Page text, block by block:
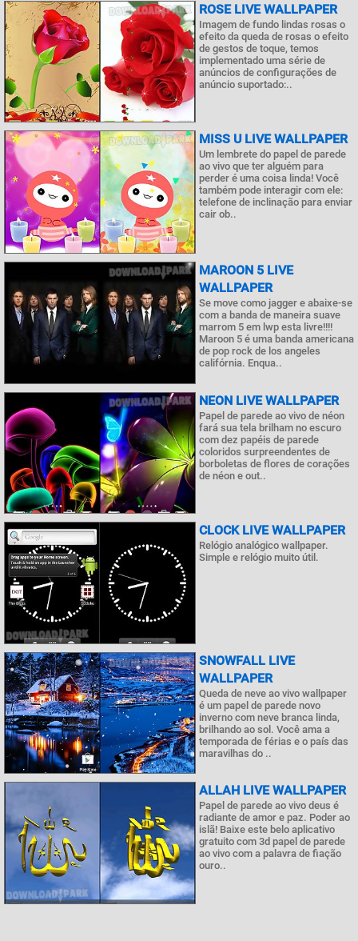
ROSE LIVE WALLPAPER
Imagem de fundo lindas rosas o
efeito da queda de rosas o efeito
de gestos de toque, temos
implementado uma série de
anúncios de configurações de
anúncio suportado:..
MISS U LIVE WALLPAPER
Um lembrete do papel de parede
ao vivo que ter alguém para
perder é uma coisa linda! Você
também pode interagir com ele:
telefone de inclinação para enviar
cair ob..
MAROON 5 LIVE
WALLPAPER
Se move como jagger e abaixe-se
com a banda de maneira suave
marrom 5 em lwp esta livre!!!!
Maroon 5 é uma banda americana
de pop rock de los angeles
califórnia. Enqua..
NEON LIVE WALLPAPER
Papel de parede ao vivo de néon
fará sua tela brilham no escuro
com dez papéis de parede
coloridos surpreendentes de
borboletas de flores de corações
de néon e out..
CLOCK LIVE WALLPAPER
Relógio analógico wallpaper.
Simple e relógio muito útil.
SNOWFALL LIVE
WALLPAPER
Queda de neve ao vivo wallpaper
é um papel de parede novo
inverno com neve branca linda,
brilhando ao sol. Você ama a
temporada de férias e o país das
maravilhas do ..
ALLAH LIVE WALLPAPER
Papel de parede ao vivo deus é
radiante de amor e paz. Poder ao
islã! Baixe este belo aplicativo
gratuito com 3d papel de parede
ao vivo com a palavra de fiação
ouro..